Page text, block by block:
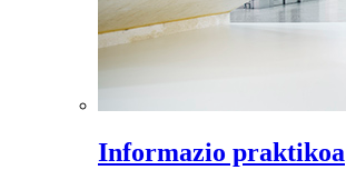
Informazio praktikoa